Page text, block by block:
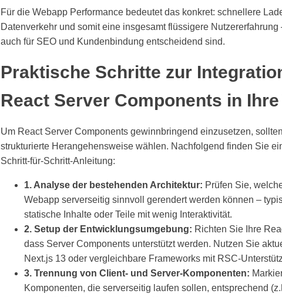
Für die Webapp Performance bedeutet das konkret: schnellere
Datenverkehr und somit eine insgesamt flüssigere Nutzererfahrung
auch für SEO und Kundenbindung entscheidend sind.
Praktische Schritte zur
React Server Components in Ihre
Um React Server Components gewinnbringend einzusetzen,
strukturierte Herangehensweise wählen. Nachfolgend finden Sie
Schritt-für-Schritt-Anleitung:
1. Analyse der bestehenden Architektur: Prüfen Sie,
Webapp serverseitig sinnvoll gerendert werden können –
statische Inhalte oder Teile mit wenig Interaktivität.
2. Setup der Entwicklungsumgebung: Richten Sie Ihre
dass Server Components unterstützt werden. Nutzen Sie
Next.js 13 oder vergleichbare Frameworks mit RSC-
3. Trennung von Client- und Server-Komponenten:
Komponenten, die serverseitig laufen sollen, entsprechend